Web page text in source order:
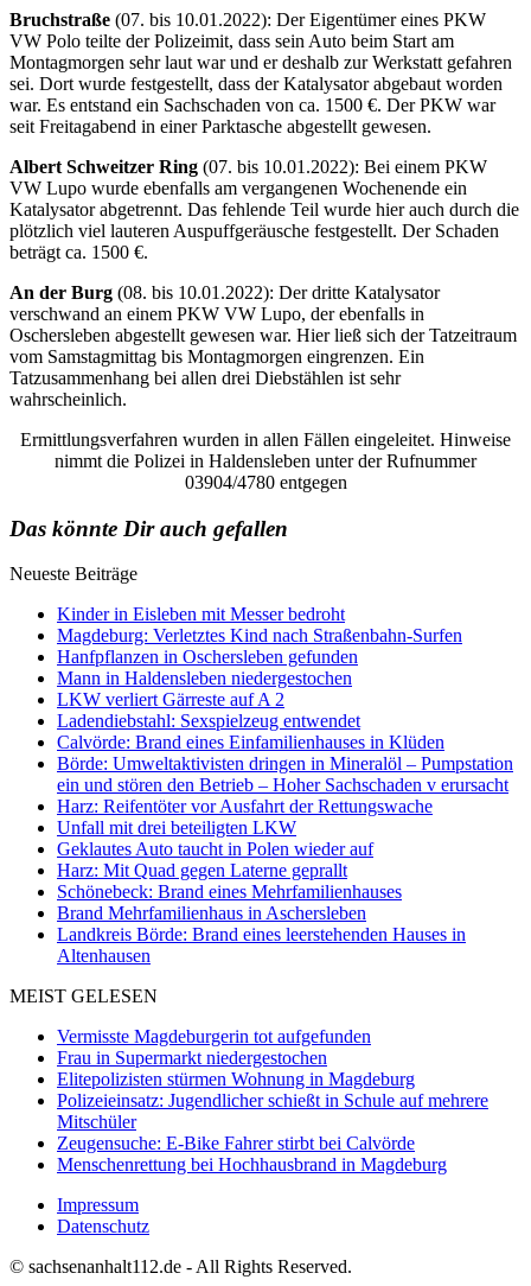
Bruchstraße (07. bis 10.01.2022): Der Eigentümer eines PKW
VW Polo teilte der Polizeimit, dass sein Auto beim Start am
Montagmorgen sehr laut war und er deshalb zur Werkstatt gefahren
sei. Dort wurde festgestellt, dass der Katalysator abgebaut worden
war. Es entstand ein Sachschaden von ca. 1500 €. Der PKW war
seit Freitagabend in einer Parktasche abgestellt gewesen.
Albert Schweitzer Ring (07. bis 10.01.2022): Bei einem PKW
VW Lupo wurde ebenfalls am vergangenen Wochenende ein
Katalysator abgetrennt. Das fehlende Teil wurde hier auch durch die
plötzlich viel lauteren Auspuffgeräusche festgestellt. Der Schaden
beträgt ca. 1500 €.
An der Burg (08. bis 10.01.2022): Der dritte Katalysator
verschwand an einem PKW VW Lupo, der ebenfalls in
Oschersleben abgestellt gewesen war. Hier ließ sich der Tatzeitraum
vom Samstagmittag bis Montagmorgen eingrenzen. Ein
Tatzusammenhang bei allen drei Diebstählen ist sehr
wahrscheinlich.
Ermittlungsverfahren wurden in allen Fällen eingeleitet. Hinweise
nimmt die Polizei in Haldensleben unter der Rufnummer
03904/4780 entgegen
Das könnte Dir auch gefallen
Neueste Beiträge
Kinder in Eisleben mit Messer bedroht
Magdeburg: Verletztes Kind nach Straßenbahn-Surfen
Hanfpflanzen in Oschersleben gefunden
Mann in Haldensleben niedergestochen
LKW verliert Gärreste auf A 2
Ladendiebstahl: Sexspielzeug entwendet
Calvörde: Brand eines Einfamilienhauses in Klüden
Börde: Umweltaktivisten dringen in Mineralöl – Pumpstation
ein und stören den Betrieb – Hoher Sachschaden v erursacht
Harz: Reifentöter vor Ausfahrt der Rettungswache
Unfall mit drei beteiligten LKW
Geklautes Auto taucht in Polen wieder auf
Harz: Mit Quad gegen Laterne geprallt
Schönebeck: Brand eines Mehrfamilienhauses
Brand Mehrfamilienhaus in Aschersleben
Landkreis Börde: Brand eines leerstehenden Hauses in
Altenhausen
MEIST GELESEN
Vermisste Magdeburgerin tot aufgefunden
Frau in Supermarkt niedergestochen
Elitepolizisten stürmen Wohnung in Magdeburg
Polizeieinsatz: Jugendlicher schießt in Schule auf mehrere
Mitschüler
Zeugensuche: E-Bike Fahrer stirbt bei Calvörde
Menschenrettung bei Hochhausbrand in Magdeburg
Impressum
Datenschutz
© sachsenanhalt112.de - All Rights Reserved.